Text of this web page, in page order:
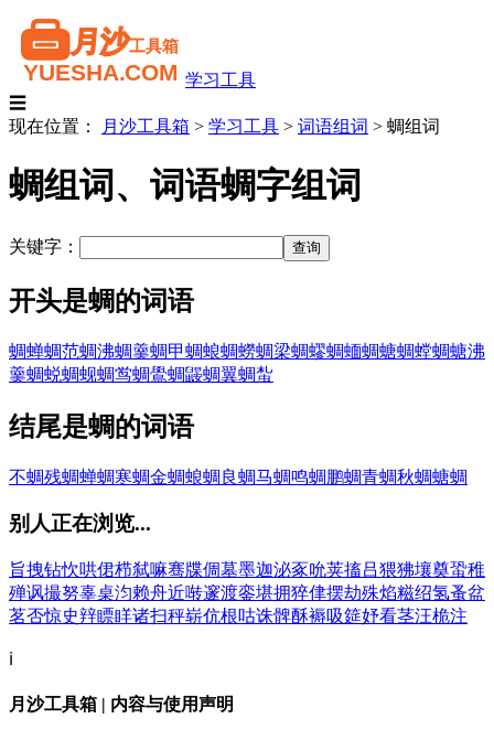
学习工具
☰
现在位置：
月沙工具箱 > 学习工具 > 词语组词 > 蜩组词
蜩组词、词语蜩字组词
关键字：
开头是蜩的词语
蜩蝉蜩范蜩沸蜩羹蜩甲蜩蜋蜩蟧蜩梁蜩蟉蜩蝒蜩螗蜩螳蜩螗沸
羹蜩蜕蜩蚬蜩鸴蜩鷽蜩鼹蜩翼蜩蚻
结尾是蜩的词语
不蜩残蜩蝉蜩寒蜩金蜩蜋蜩 良蜩马蜩鸣蜩鹏蜩青蜩秋蜩螗蜩
别人正在浏览...
旨拽钻忺哄侰栉弑嘛骞牒倜墓墨迦泌豖吮荚搐吕猥狒壤奠蛩稚
殚讽撮努辜桌汮赖舟近啭邃渡銮堪拥猝侓摆劫殊焰糍绍氢蚤盆
茗否惊史辡瞟眻诸扫秤崭伉根咕诛髀酥褥吸筵妤看茎汪桅注
ℹ️
月沙工具箱 | 内容与使用声明